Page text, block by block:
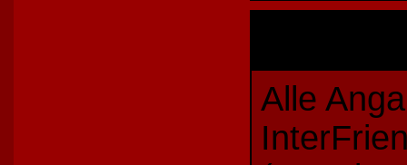
Alle